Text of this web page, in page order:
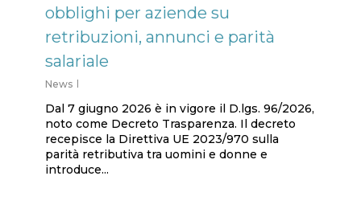
obblighi per aziende su
retribuzioni, annunci e parità
salariale
News
Dal 7 giugno 2026 è in vigore il D.lgs. 96/2026,
noto come Decreto Trasparenza. Il decreto
recepisce la Direttiva UE 2023/970 sulla
parità retributiva tra uomini e donne e
introduce...